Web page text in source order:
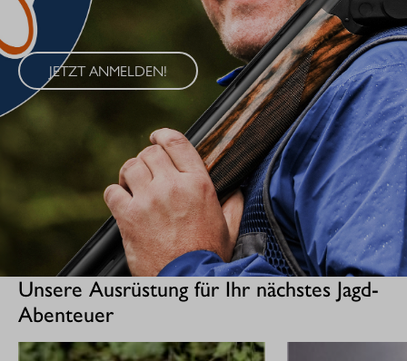
JETZT ANMELDEN!
Unsere Ausrüstung für Ihr nächstes Jagd-
Abenteuer